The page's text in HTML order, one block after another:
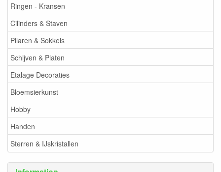
Ringen - Kransen
Cilinders & Staven
Pilaren & Sokkels
Schijven & Platen
Etalage Decoraties
Bloemsierkunst
Hobby
Handen
Sterren & IJskristallen